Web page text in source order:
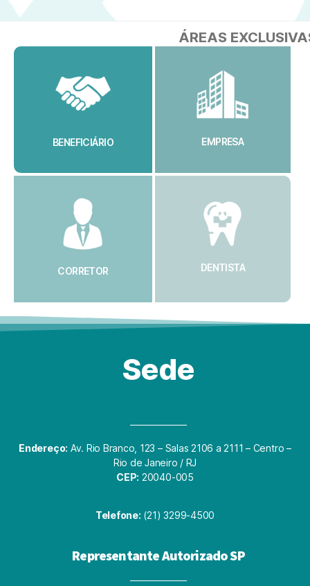
ÁREAS
BENEFICIÁRIO
Acesse o Portal:
CLIQUE AQUI
EMPRESA
Acesse o Portal:
CLIQUE AQUI
CORRETOR DENTISTA
CLIQUE AQUI
Sede
Endereço: Av. Rio Branco, 123 – Salas 2106 a 2111 – Centro –
Rio de Janeiro / RJ
CEP: 20040-005
Telefone: (21) 3299-4500
Representante Autorizado SP